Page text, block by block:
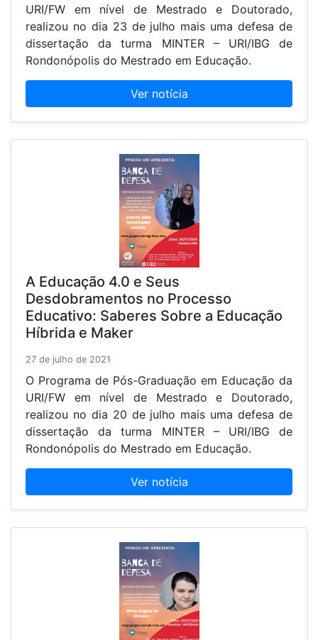
URI/FW em nível de Mestrado e Doutorado,
realizou no dia 23 de julho mais uma defesa de
dissertação da turma MINTER – URI/IBG de
Rondonópolis do Mestrado em Educação.
Ver notícia
A Educação 4.0 e Seus
Desdobramentos no Processo
Educativo: Saberes Sobre a Educação
Híbrida e Maker
27 de julho de 2021
O Programa de Pós-Graduação em Educação da
URI/FW em nível de Mestrado e Doutorado,
realizou no dia 20 de julho mais uma defesa de
dissertação da turma MINTER – URI/IBG de
Rondonópolis do Mestrado em Educação.
Ver notícia